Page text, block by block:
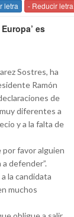
letra - Reducir letra
es
Sostres, ha
Ramón
de
diferentes a
y a la falta de
por favor alguien
defender”.
la candidata
muchos